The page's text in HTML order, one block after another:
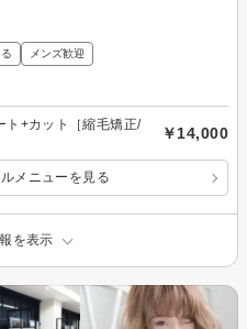
メンズ歓迎
ト+カット［縮毛矯正/
￥14,000
メニューを見る
を表示